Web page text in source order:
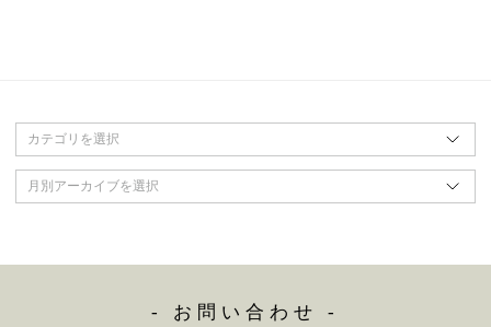
カテゴリを選択
月別アーカイブを選択
- お問い合わせ -